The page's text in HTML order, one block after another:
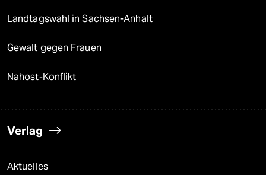
Landtagswahl in Sachsen-Anhalt
Gewalt gegen Frauen
Nahost-Konflikt
Verlag
Aktuelles